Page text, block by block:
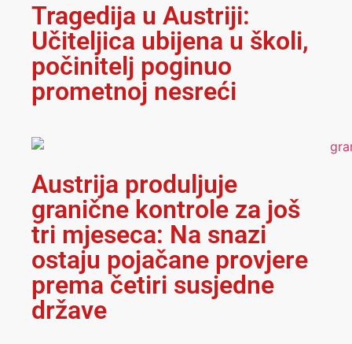
Tragedija u Austriji:
Učiteljica ubijena u školi,
počinitelj poginuo
prometnoj nesreći
Austrija produljuje
granične kontrole za još
tri mjeseca: Na snazi
ostaju pojačane provjere
prema četiri susjedne
države